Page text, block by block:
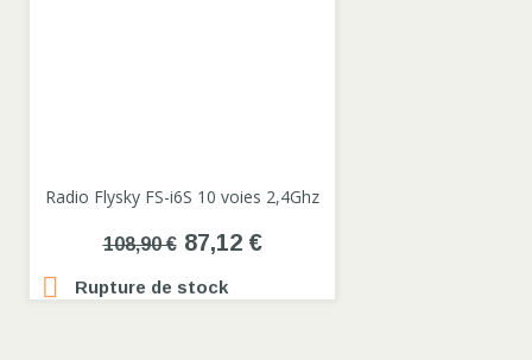
Radio Flysky FS-i6S 10 voies 2,4Ghz
108,90 € 87,12 €
 Rupture de stock